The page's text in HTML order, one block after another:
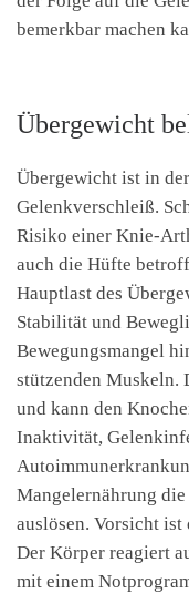
bemerkbar machen
Übergewicht
Übergewicht ist in
Gelenkverschleiß.
Risiko einer Knie-
auch die Hüfte
Hauptlast des
Stabilität und
Bewegungsmangel
stützenden Muskeln.
und kann den
Inaktivität,
Mangelernährung
auslösen. Vorsicht ist
Der Körper reagiert
mit einem